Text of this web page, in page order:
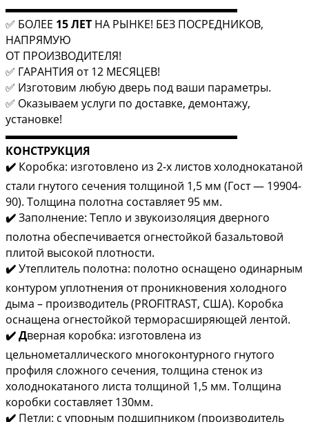
▬▬▬▬▬▬▬▬▬▬▬▬▬▬▬▬▬▬▬▬▬
✅ БОЛЕЕ 15 ЛЕТ НА РЫНКЕ! БЕЗ ПОСРЕДНИКОВ,
НАПРЯМУЮ
ОТ ПРОИЗВОДИТЕЛЯ!
✅ ГАРАНТИЯ от 12 МЕСЯЦЕВ!
✅ Изготовим любую дверь под ваши параметры.
✅ Оказываем услуги по доставке, демонтажу,
установке!
▬▬▬▬▬▬▬▬▬▬▬▬▬▬▬▬▬▬▬▬▬
КОНСТРУКЦИЯ
✔️ Коробка: изготовлено из 2-х листов холоднокатаной
стали гнутого сечения толщиной 1,5 мм (Гост — 19904-
90). Толщина полотна составляет 95 мм.
✔️Заполнение: Тепло и звукоизоляция дверного
полотна обеспечивается огнестойкой базальтовой
плитой высокой плотности.
✔️Утеплитель полотна: полотно оснащено одинарным
контуром уплотнения от проникновения холодного
дыма – производитель (PROFITRAST, США). Коробка
оснащена огнестойкой терморасширяющей лентой.
✔️ Дверная коробка: изготовлена из
цельнометаллического многоконтурного гнутого
профиля сложного сечения, толщина стенок из
холоднокатаного листа толщиной 1,5 мм. Толщина
коробки составляет 130мм.
✔️ Петли: с упорным подшипником (производитель